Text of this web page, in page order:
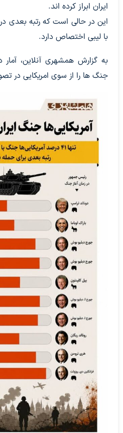
ایران ابراز کرده اند.
این در حالی است که رتبه بعدی
با لیبی اختصاص دارد.
به گزارش همشهری آنلاین،
جنگ ها را از سوی امریکایی در